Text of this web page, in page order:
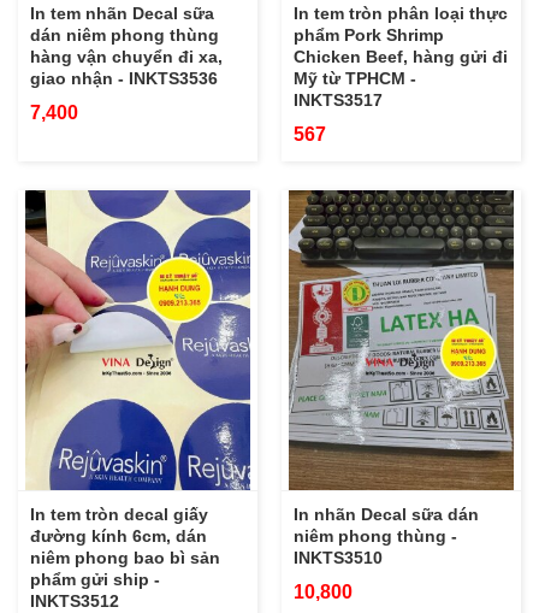
In tem nhãn Decal sữa
dán niêm phong thùng
hàng vận chuyển đi xa,
giao nhận - INKTS3536
7,400
In tem tròn phân loại thực
phẩm Pork Shrimp
Chicken Beef, hàng gửi đi
Mỹ từ TPHCM -
INKTS3517
567
In tem tròn decal giấy
đường kính 6cm, dán
niêm phong bao bì sản
phẩm gửi ship -
INKTS3512
In nhãn Decal sữa dán
niêm phong thùng -
INKTS3510
10,800